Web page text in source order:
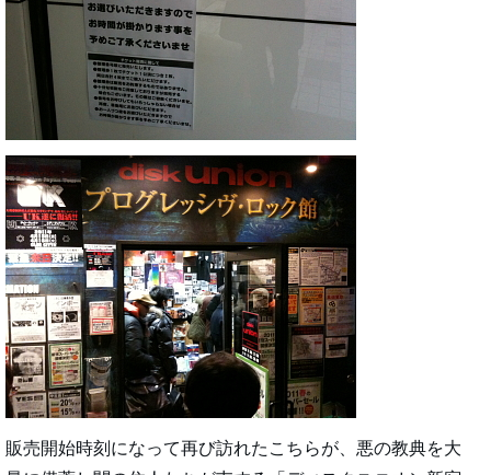
販売開始時刻になって再び訪れたこちらが、悪の教典を大